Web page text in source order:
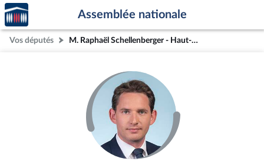
Aller au contenu
Aller en bas de la page
Accèder
à la
page
d'accueil
Assemblée nationale
Vos députés M. Raphaël Schellenberger - Haut-Rhin (4e circonscription)